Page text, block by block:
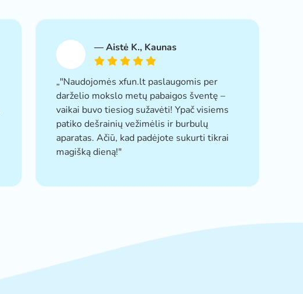
—Aistė K., Kaunas
„"Naudojomės xfun.lt paslaugomis per
darželio mokslo metų pabaigos šventę –
vaikai buvo tiesiog sužavėti! Ypač visiems
patiko dešrainių vežimėlis ir burbulų
aparatas. Ačiū, kad padėjote sukurti tikrai
magišką dieną!"